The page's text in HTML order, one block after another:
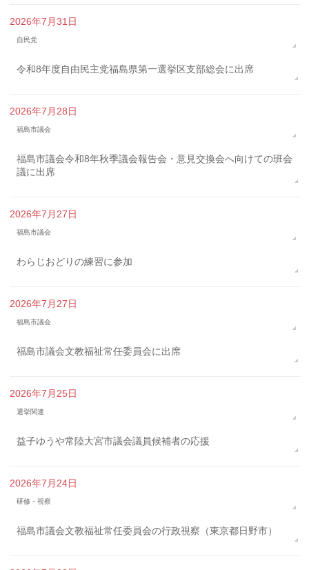
2026年7月31日
自民党
令和8年度自由民主党福島県第一選挙区支部総会に出席
2026年7月28日
福島市議会
福島市議会令和8年秋季議会報告会・意見交換会へ向けての班会
議に出席
2026年7月27日
福島市議会
わらじおどりの練習に参加
2026年7月27日
福島市議会
福島市議会文教福祉常任委員会に出席
2026年7月25日
選挙関連
益子ゆうや常陸大宮市議会議員候補者の応援
2026年7月24日
研修・視察
福島市議会文教福祉常任委員会の行政視察（東京都日野市）